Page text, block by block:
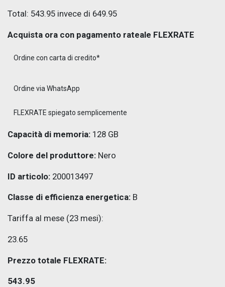
Total: 543.95 invece di 649.95
Acquista ora con pagamento rateale FLEXRATE
Ordine con carta di credito*
Ordine via WhatsApp
FLEXRATE spiegato semplicemente
Capacità di memoria: 128 GB
Colore del produttore: Nero
ID articolo: 200013497
Classe di efficienza energetica: B
Tariffa al mese (23 mesi):
23.65
Prezzo totale FLEXRATE:
543.95